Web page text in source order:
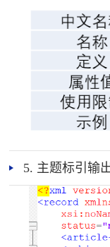
5. 主题标引输